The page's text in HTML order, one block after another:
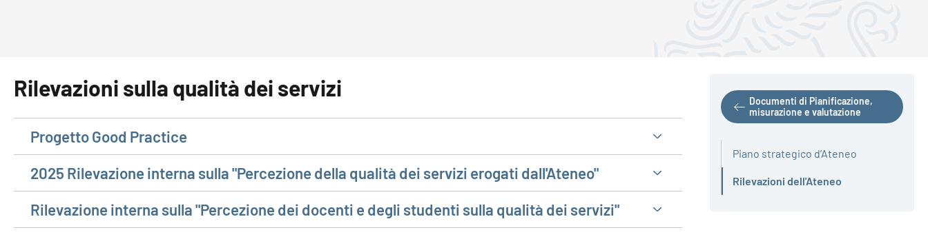
Rilevazioni sulla qualità dei servizi
Progetto Good Practice
2025 Rilevazione interna sulla "Percezione della qualità dei servizi erogati dall'Ateneo"
Rilevazione interna sulla "Percezione dei docenti e degli studenti sulla qualità dei servizi"
Documenti di Pianificazione,
misurazione e valutazione
Piano strategico d’Ateneo
Rilevazioni dell'Ateneo
Attivo